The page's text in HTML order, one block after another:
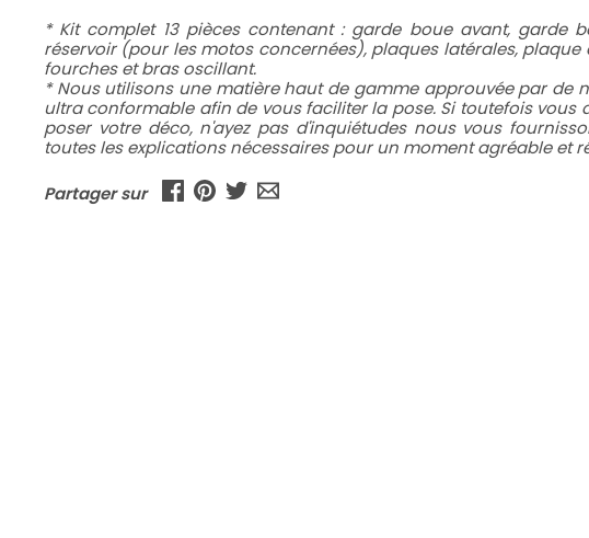
* Kit complet 13 pièces contenant : garde boue avant, garde
réservoir (pour les motos concernées), plaques latérales,
fourches et bras oscillant.
* Nous utilisons une matière haut de gamme approuvée par de
ultra conformable afin de vous faciliter la pose. Si toutefois vous
poser votre déco, n'ayez pas d'inquiétudes nous vous
toutes les explications nécessaires pour un moment agréable et
Partager sur